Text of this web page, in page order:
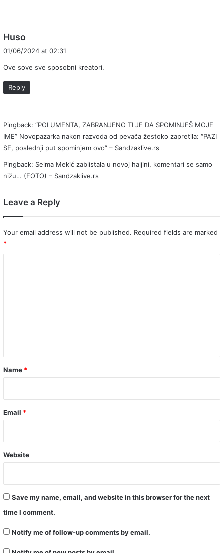
Huso
a
s
:
01/06/2024 at 02:31
Ove sove sve sposobni kreatori.
Reply
Pingback: “POLUMENTA, ZABRANJENO TI JE DA SPOMINJEŠ MOJE
IME” Novopazarka nakon razvoda od pevača žestoko zapretila: “PAZI
SE, poslednji put spominjem ovo” – Sandzaklive.rs
Pingback: Selma Mekić zablistala u novoj haljini, komentari se samo
nižu… (FOTO) – Sandzaklive.rs
Leave a Reply
Your email address will not be published. Required fields are marked
*
*
Name *
Email *
Website
Save my name, email, and website in this browser for the next
time I comment.
Notify me of follow-up comments by email.